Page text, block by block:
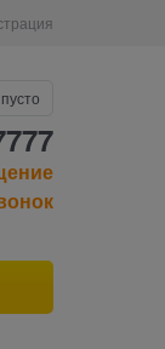
пусто